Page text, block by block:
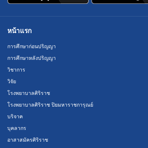
หน้าแรก
การศึกษาก่อนปริญญา
การศึกษาหลังปริญญา
วิชาการ
วิจัย
โรงพยาบาลศิริราช
โรงพยาบาลศิริราช ปิยมหาราชการุณย์
บริจาค
บุคลากร
อาสาสมัครศิริราช